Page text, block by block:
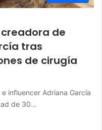
de
tras
de cirugía
influencer Adriana García
de 30…